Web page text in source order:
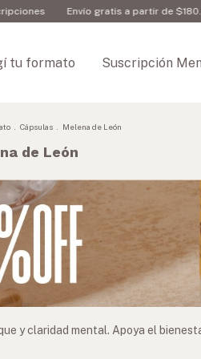
Envío gratis a partir de $180.000
tu formato Suscripción
Cápsulas Melena de León
de León
y claridad mental. Apoya el